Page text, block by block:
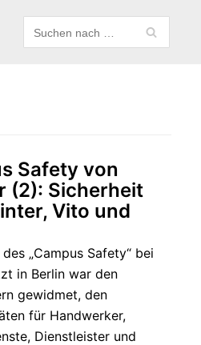
Safety von
(2): Sicherheit
Vito und
„Campus Safety“ bei
in Berlin war den
gewidmet, den
für Handwerker,
Dienstleister und